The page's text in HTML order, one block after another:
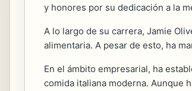
y honores por su dedicación a la
A lo largo de su carrera, Jamie
alimentaria. A pesar de esto, ha
En el ámbito empresarial, ha
comida italiana moderna. Aunque